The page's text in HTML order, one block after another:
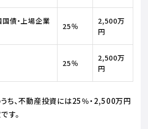
債・上場企業
25％
2,500万
円
25％
2,500万
円
ち、不動産投資には25％・2,500万円
す。